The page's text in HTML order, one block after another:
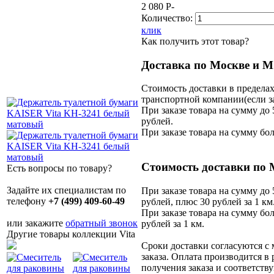
Есть вопросы по товару?
Задайте их специалистам по
телефону +7 (499) 409-60-49
или закажите обратный звонок
Другие товары коллекции Vita
2 080 P-
Количество:
клик
Как получить этот товар?
Доставка по Москве и
Стоимость доставки в
транспортной компании(если
При заказе товара на сумму до
рублей.
При заказе товара на сумму
Стоимость доставки по
При заказе товара на сумму до
рублей, плюс 30 рублей за 1
При заказе товара на сумму
рублей за 1 км.
Сроки доставки согласуются
заказа. Оплата производится
получения заказа и